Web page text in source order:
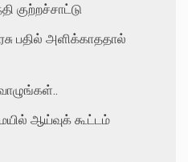
குற்றச்சாட்டு
பதில் அளிக்காததால்
ஆய்வுக் கூட்டம்